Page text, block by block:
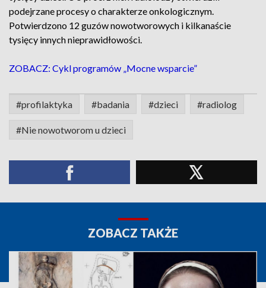
podejrzane procesy o charakterze onkologicznym.
Potwierdzono 12 guzów nowotworowych i kilkanaście
tysięcy innych nieprawidłowości.
ZOBACZ: Cykl programów „Mocne wsparcie”
#profilaktyka #badania #dzieci #radiolog
#Nie nowotworom u dzieci
ZOBACZ TAKŻE